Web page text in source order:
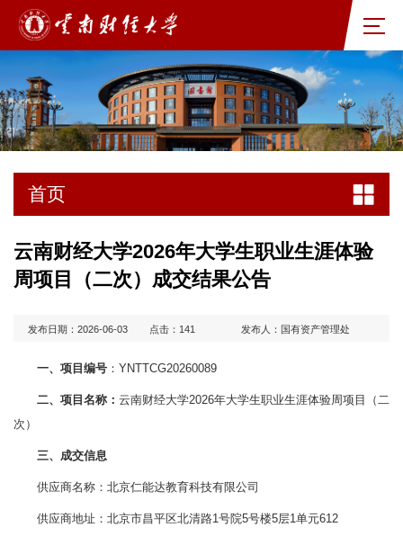
首页
云南财经大学2026年大学生职业生涯体验
周项目（二次）成交结果公告
发布日期：2026-06-03 点击： 141 发布人：国有资产管理处
一、项目编号：YNTTCG20260089
二、项目名称： 云南财经大学2026年大学生职业生涯体验周项目（二
次）
三、成交信息
供应商名称：北京仁能达教育科技有限公司
供应商地址：北京市昌平区北清路1号院5号楼5层1单元612